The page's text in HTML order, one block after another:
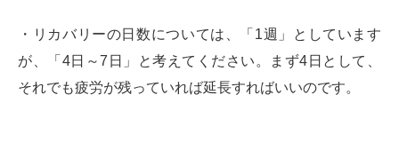
・リカバリーの日数については、「1週」としています
が、「4日～7日」と考えてください。まず4日として、
それでも疲労が残っていれば延長すればいいのです。